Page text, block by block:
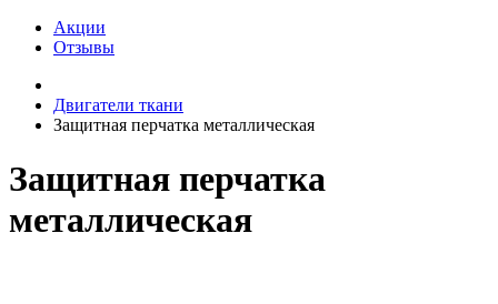
Акции
Отзывы
Двигатели ткани
Защитная перчатка металлическая
Защитная перчатка
металлическая